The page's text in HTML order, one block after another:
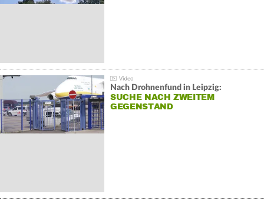
Nach Drohnenfund in Leipzig:
SUCHE NACH ZWEITEM
GEGENSTAND